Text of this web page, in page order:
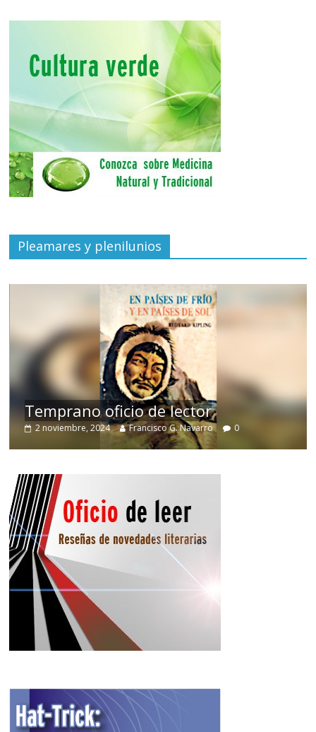
Pleamares y plenilunios
Temprano oficio de lector
2 noviembre, 2024 Francisco G. Navarro 0